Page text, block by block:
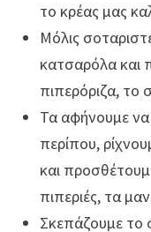
το κρέας μας
Μόλις
κατσαρόλα και
πιπερόριζα, το
Τα αφήνουμε να
περίπου,
και
πιπεριές, τα
Σκεπάζουμε το